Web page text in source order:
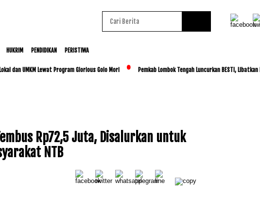
HUKRIM PENDIDIKAN PERISTIWA
UMKM Lewat Program Glorious Golo Mori Pemkab Lombok Tengah Luncurkan BESTI, Libatkan
Rp72,5 Juta, Disalurkan untuk
NTB